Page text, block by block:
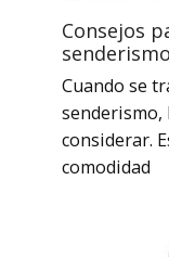
Consejos
Cuando se
senderismo,
considerar.
comodidad